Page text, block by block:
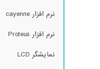
نرم افزار cayenne
نرم افزار Proteus
نمایشگر LCD